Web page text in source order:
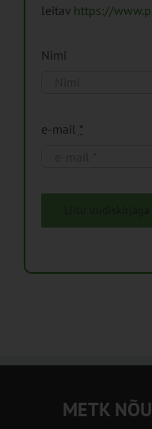
leitav https://
Nimi
e-mail *
METK